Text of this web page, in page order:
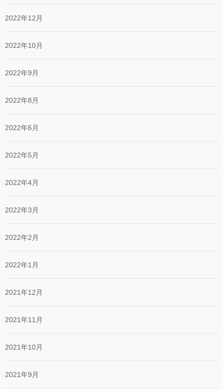
2022年12月
2022年10月
2022年9月
2022年8月
2022年6月
2022年5月
2022年4月
2022年3月
2022年2月
2022年1月
2021年12月
2021年11月
2021年10月
2021年9月